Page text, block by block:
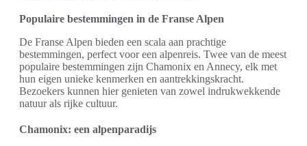
Populaire bestemmingen in de Franse Alpen
De Franse Alpen bieden een scala aan prachtige
bestemmingen, perfect voor een alpenreis. Twee van de meest
populaire bestemmingen zijn Chamonix en Annecy, elk met
hun eigen unieke kenmerken en aantrekkingskracht.
Bezoekers kunnen hier genieten van zowel indrukwekkende
natuur als rijke cultuur.
Chamonix: een alpenparadijs